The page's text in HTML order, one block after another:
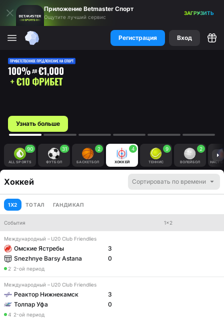
Приложение Betmaster Спорт
Ощутите лучший сервис
ЗАГРУЗИТЬ
Регистрация Вход
Узнать больше
ALL SPORTS
90
ФУТБОЛ
31
БАСКЕТБОЛ
2
ХОККЕЙ
4
ТЕННИС
9
ВОЛЕЙБОЛ
2
Хоккей Сортировать по времени
1X2 ТОТАЛ ГАНДИКАП
События 1x2
Международный – U20 Club Friendlies
Омские Ястребы
Snezhnye Barsy Astana
2 2-ой период
3
0
Международный – U20 Club Friendlies
Реактор Нижнекамск
Толпар Уфа
4 2-ой период
3
0